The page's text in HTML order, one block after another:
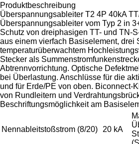
Produktbeschreibung
Überspannungsableiter T2 4P 40kA
Überspannungsableiter vom Typ 2 in
Schutz von dreiphasigen TT- und TN-
aus einem vierfach Basiselement, drei
temperaturüberwachtem
Stecker als
Abtrennvorrichtung. Optische
bei Überlastung. Anschlüsse für die
und für Erde/PE von oben. Biconnect-
von Rundleitern und
Beschriftungsmöglichkeit am
Nennableitstoßstrom (8/20) 20 kA